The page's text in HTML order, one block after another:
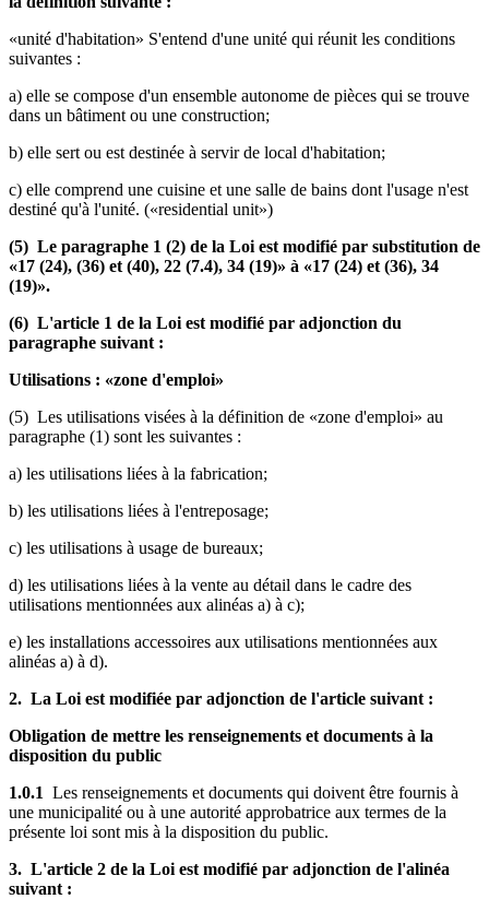
«unité d'habitation» S'entend d'une unité qui réunit les conditions
suivantes :
a) elle se compose d'un ensemble autonome de pièces qui se trouve
dans un bâtiment ou une construction;
b) elle sert ou est destinée à servir de local d'habitation;
c) elle comprend une cuisine et une salle de bains dont l'usage n'est
destiné qu'à l'unité. («residential unit»)
(5) Le paragraphe 1 (2) de la Loi est modifié par substitution de
«17 (24), (36) et (40), 22 (7.4), 34 (19)» à «17 (24) et (36), 34
(19)».
(6) L'article 1 de la Loi est modifié par adjonction du
paragraphe suivant :
Utilisations : «zone d'emploi»
(5) Les utilisations visées à la définition de «zone d'emploi» au
paragraphe (1) sont les suivantes :
a) les utilisations liées à la fabrication;
b) les utilisations liées à l'entreposage;
c) les utilisations à usage de bureaux;
d) les utilisations liées à la vente au détail dans le cadre des
utilisations mentionnées aux alinéas a) à c);
e) les installations accessoires aux utilisations mentionnées aux
alinéas a) à d).
2. La Loi est modifiée par adjonction de l'article suivant :
Obligation de mettre les renseignements et documents à la
disposition du public
1.0.1 Les renseignements et documents qui doivent être fournis à
une municipalité ou à une autorité approbatrice aux termes de la
présente loi sont mis à la disposition du public.
3. L'article 2 de la Loi est modifié par adjonction de l'alinéa
suivant :